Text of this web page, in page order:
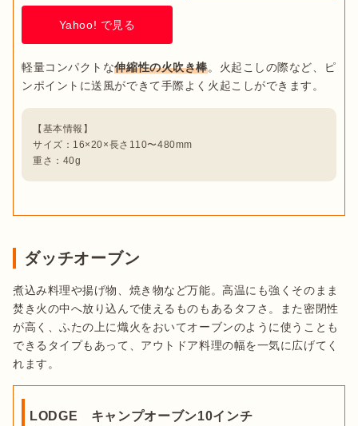
Yahoo! で見る
軽量コンパクトな伸縮性の火吹き棒。火起こしの際など、ピ
【基本情報】
サイズ：16×20×長さ110〜480mm
重さ：40g
ダッチオーブン
煮込み料理や揚げ物、焼き物など万能。高温にも強くそのまま
焚き火の中へ放り込んで使えるものもあるタフさ。また密閉性
が高く、ふたの上に熾火をおいてオーブンのように使うことも
できるタイプもあって、アウトドア料理の幅を一気に広げてく
れます。
LODGE キャンプオーブン10インチ